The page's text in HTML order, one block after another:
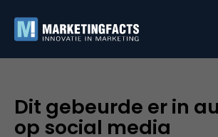
Dit gebeurde er in
op social media